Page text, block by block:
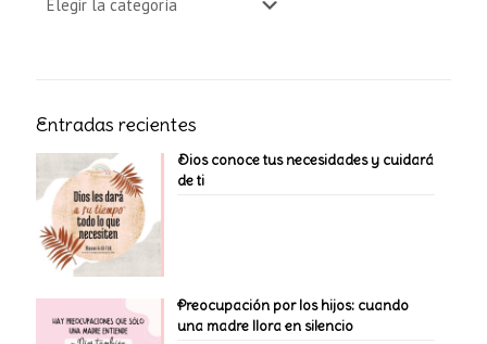
Entradas recientes
Dios conoce tus necesidades y cuidará
de ti
Preocupación por los hijos: cuando
una madre llora en silencio